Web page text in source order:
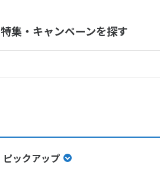
特集・キャンペーンを探す
ピックアップ